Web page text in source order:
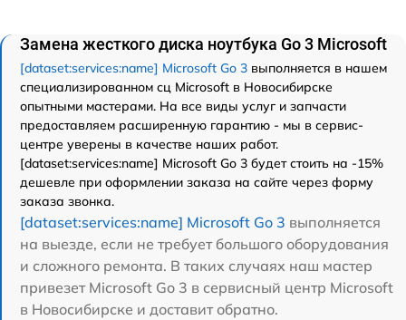
Замена жесткого диска ноутбука Go 3 Microsoft
[dataset:services:name] Microsoft Go 3 выполняется в нашем
специализированном сц Microsoft в Новосибирске
опытными мастерами. На все виды услуг и запчасти
предоставляем расширенную гарантию - мы в сервис-
центре уверены в качестве наших работ.
[dataset:services:name] Microsoft Go 3 будет стоить на -15%
дешевле при оформлении заказа на сайте через форму
заказа звонка.
[dataset:services:name] Microsoft Go 3 выполняется
на выезде, если не требует большого оборудования
и сложного ремонта. В таких случаях наш мастер
привезет Microsoft Go 3 в сервисный центр Microsoft
в Новосибирске и доставит обратно.